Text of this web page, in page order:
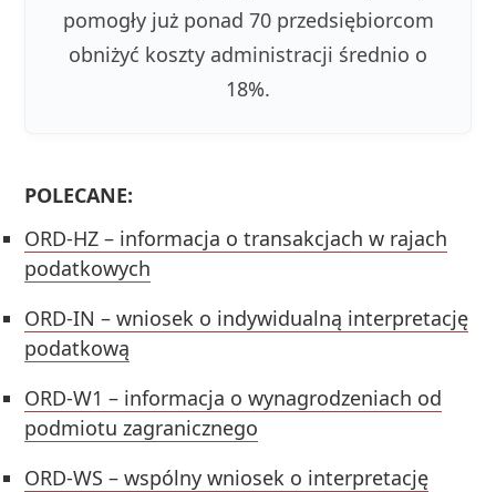
pomogły już ponad 70 przedsiębiorcom
obniżyć koszty administracji średnio o
18%.
POLECANE:
ORD-HZ – informacja o transakcjach w rajach
podatkowych
ORD-IN – wniosek o indywidualną interpretację
podatkową
ORD-W1 – informacja o wynagrodzeniach od
podmiotu zagranicznego
ORD-WS – wspólny wniosek o interpretację